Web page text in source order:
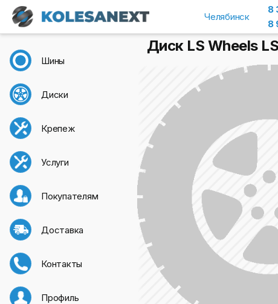
Челябинск
8
8
Шины
Диски
Крепеж
Услуги
Покупателям
Доставка
Контакты
Профиль
Диск LS Wheels